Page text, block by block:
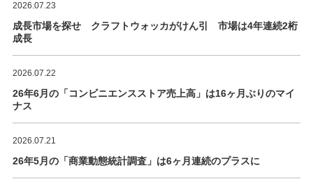
2026.07.23
成長市場を探せ クラフトウォッカがけん引 市場は4年連続2桁
成長
2026.07.22
26年6月の「コンビニエンスストア売上高」は16ヶ月ぶりのマイ
ナス
2026.07.21
26年5月の「商業動態統計調査」は6ヶ月連続のプラスに